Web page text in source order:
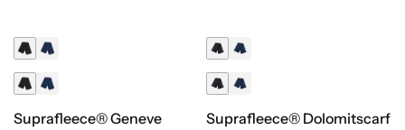
Suprafleece® Geneve
Suprafleece® Dolomitscarf